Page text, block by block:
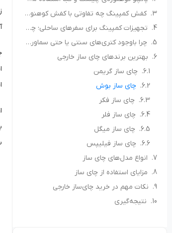
کفش کمپینگ چه تفاوتی با کفش کوهنوردی دارد؟ راهنمای انتخاب کفش مناسب طبیعت‌گردی
تجهیزات کمپینگ برای سفرهای ساحلی؛ چه چیزهایی همراه داشته باشیم؟
چرا باوجود کتری‌های سنتی یا حتی سماورهای برقی، باید به فکر خرید چای‌ساز باشیم؟
بهترین برندهای چای ساز خارجی
چای ساز گریمن
چای ساز بوش
چای ساز فکر
چای ساز فلر
چای ساز میگل
چای ساز فیلیپس
انواع مدل‌های چای ساز
مزایای استفاده از چای ساز
نکات مهم در خرید چای‌ساز خارجی
نتیجه‌گیری